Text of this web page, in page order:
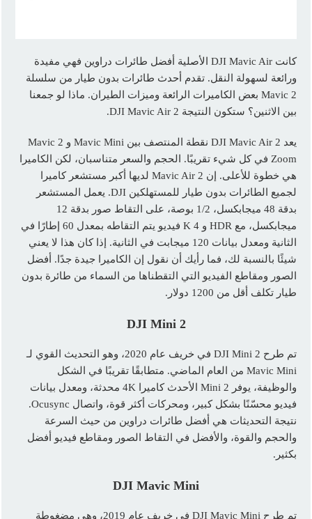
كانت DJI Mavic Air الأصلية أفضل طائرات دراوين فهي مفيدة
ورائعة لسهولة النقل. تقدم أحدث طائرات بدون طيار من سلسلة
Mavic 2 بعض الكاميرات الرائعة وميزات الطيران. ماذا لو جمعنا
بين الاثنين؟ ستكون النتيجة DJI Mavic Air 2.
يعد DJI Mavic Air 2 نقطة المنتصف بين Mavic Mini و Mavic 2
Zoom في كل شيء تقريبًا. الحجم والسعر متناسبان، لكن الكاميرا
هي خطوة للأعلى. إن Mavic Air 2 لديها أكبر مستشعر كاميرا
لجميع الطائرات بدون طيار للمستهلكين DJI. يعمل المستشعر
بدقة 48 ميجابكسل، 1/2 بوصة، على التقاط صور بدقة 12
ميجابكسل، مع HDR و 4 K فيديو يتم التقاطه بمعدل 60 إطارًا في
الثانية ومعدل بيانات 120 ميجابت في الثانية. إذا كان هذا لا يعني
شيئًا بالنسبة لك، فما رأيك أن نقول إن الكاميرا جيدة جدًا. أفضل
الصور ومقاطع الفيديو التي التقطناها من السماء من طائرة بدون
طيار تكلف أقل من 1200 دولار.
DJI Mini 2
تم طرح DJI Mini 2 في خريف عام 2020، وهو التحديث القوي لـ
Mavic Mini من العام الماضي. متطابقًا تقريبًا في الشكل
والوظيفة، يوفر Mini 2 الأحدث كاميرا 4K محدثة، ومعدل بيانات
فيديو محسّنًا بشكل كبير، ومحركات أكثر قوة، واتصال Ocusync.
نتيجة التحديثات هي أفضل طائرات دراوين من حيث السرعة
والحجم والقوة، والأفضل في التقاط الصور ومقاطع فيديو أفضل
بكثير.
DJI Mavic Mini
تم طرح DJI Mavic Mini في خريف عام 2019، وهي مضغوطة